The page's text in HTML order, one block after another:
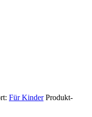
Für Kinder Produkt-